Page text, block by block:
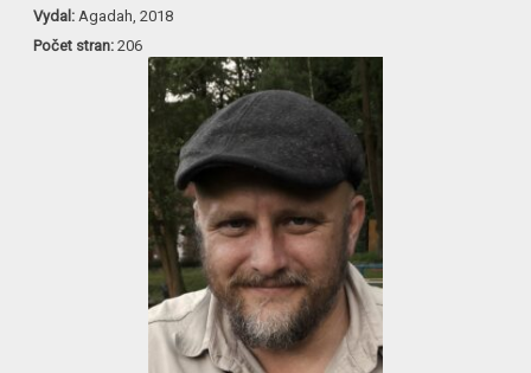
Vydal: Agadah, 2018
Počet stran:206